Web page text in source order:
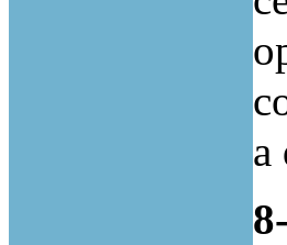
a
8-